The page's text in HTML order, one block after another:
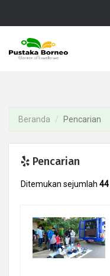
Beranda Pencarian
Pencarian
Ditemukan sejumlah 44